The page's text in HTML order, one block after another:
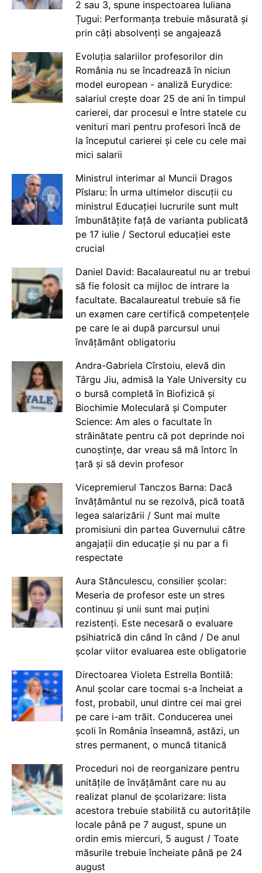
2 sau 3, spune inspectoarea Iuliana
Țugui: Performanța trebuie măsurată și
prin câți absolvenți se angajează
Evoluția salariilor profesorilor din
România nu se încadrează în niciun
model european - analiză Eurydice:
salariul crește doar 25 de ani în timpul
carierei, dar procesul e între statele cu
venituri mari pentru profesori încă de
la începutul carierei și cele cu cele mai
mici salarii
Ministrul interimar al Muncii Dragos
Pîslaru: În urma ultimelor discuții cu
ministrul Educației lucrurile sunt mult
îmbunătățite față de varianta publicată
pe 17 iulie / Sectorul educației este
crucial
Daniel David: Bacalaureatul nu ar trebui
să fie folosit ca mijloc de intrare la
facultate. Bacalaureatul trebuie să fie
un examen care certifică competențele
pe care le ai după parcursul unui
învățământ obligatoriu
Andra-Gabriela Cîrstoiu, elevă din
Târgu Jiu, admisă la Yale University cu
o bursă completă în Biofizică și
Biochimie Moleculară și Computer
Science: Am ales o facultate în
străinătate pentru că pot deprinde noi
cunoștințe, dar vreau să mă întorc în
țară și să devin profesor
Vicepremierul Tanczos Barna: Dacă
învățământul nu se rezolvă, pică toată
legea salarizării / Sunt mai multe
promisiuni din partea Guvernului către
angajații din educație și nu par a fi
respectate
Aura Stănculescu, consilier școlar:
Meseria de profesor este un stres
continuu și unii sunt mai puțini
rezistenți. Este necesară o evaluare
psihiatrică din când în când / De anul
școlar viitor evaluarea este obligatorie
Directoarea Violeta Estrella Bontilă:
Anul școlar care tocmai s-a încheiat a
fost, probabil, unul dintre cei mai grei
pe care i-am trăit. Conducerea unei
școli în România înseamnă, astăzi, un
stres permanent, o muncă titanică
Proceduri noi de reorganizare pentru
unitățile de învățământ care nu au
realizat planul de școlarizare: lista
acestora trebuie stabilită cu autoritățile
locale până pe 7 august, spune un
ordin emis miercuri, 5 august / Toate
măsurile trebuie încheiate până pe 24
august